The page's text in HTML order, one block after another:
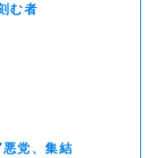
む者
党、集結